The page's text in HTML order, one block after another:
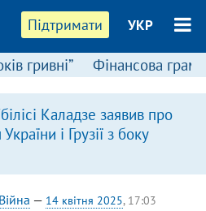
Підтримати УКР
гривні” Фінансова
Каладзе заявив про
і Грузії з боку
Війна — 14 квітня 2025, 17:03